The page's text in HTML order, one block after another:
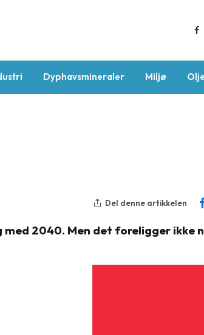
Dyphavsmineraler Miljø
Del denne artikkelen
2040. Men det foreligger ikke